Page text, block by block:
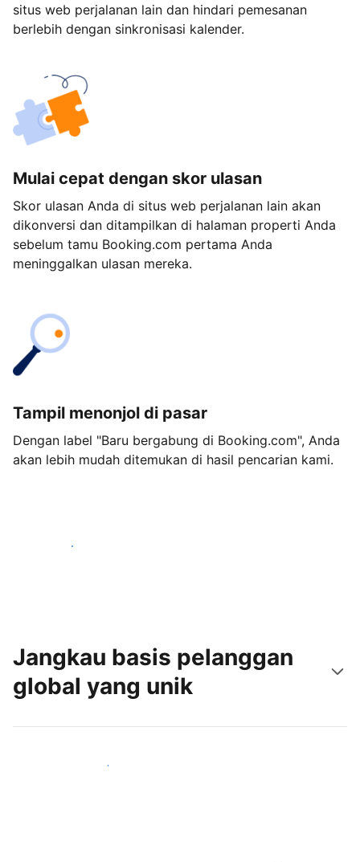
situs web perjalanan lain dan hindari pemesanan
berlebih dengan sinkronisasi kalender.
Mulai cepat dengan skor ulasan
Skor ulasan Anda di situs web perjalanan lain akan
dikonversi dan ditampilkan di halaman properti Anda
sebelum tamu Booking.com pertama Anda
meninggalkan ulasan mereka.
Tampil menonjol di pasar
Dengan label "Baru bergabung di Booking.com", Anda
akan lebih mudah ditemukan di hasil pencarian kami.
Mulai sekarang
Jangkau basis pelanggan
global yang unik
Jangkau tamu baru hari ini